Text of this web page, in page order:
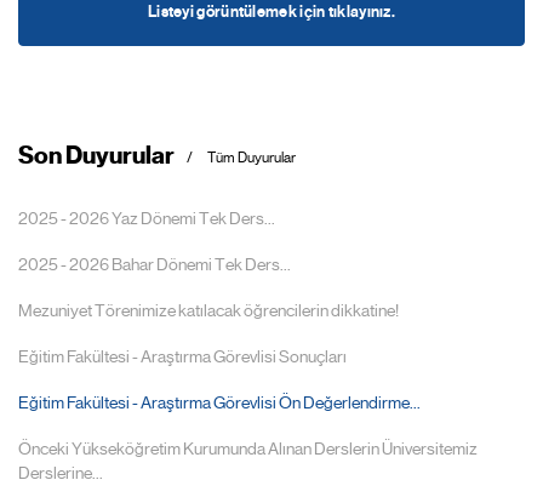
Listeyi görüntülemek için tıklayınız.
Son Duyurular Tüm Duyurular
2025 - 2026 Yaz Dönemi Tek Ders...
2025 - 2026 Bahar Dönemi Tek Ders...
Mezuniyet Törenimize katılacak öğrencilerin dikkatine!
Eğitim Fakültesi - Araştırma Görevlisi Sonuçları
Eğitim Fakültesi - Araştırma Görevlisi Ön Değerlendirme...
Önceki Yükseköğretim Kurumunda Alınan Derslerin Üniversitemiz
Derslerine...